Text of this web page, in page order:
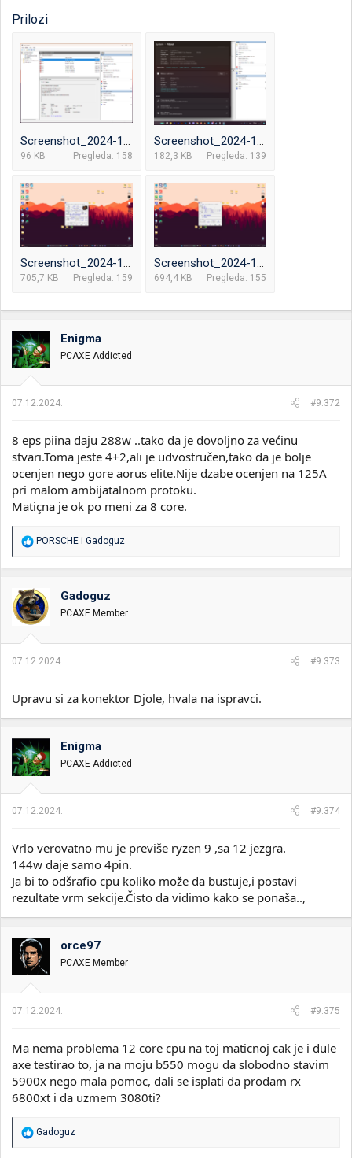
Prilozi
Screenshot_2024-12-07_111627.png
96 KB Pregleda: 158
Screenshot_2024-12-07_111748.png
182,3 KB Pregleda: 139
Screenshot_2024-12-07_111901.png
705,7 KB Pregleda: 159
Screenshot_2024-12-07_111912.png
694,4 KB Pregleda: 155
Enigma
PCAXE Addicted
07.12.2024. #9.372
8 eps piina daju 288w ..tako da je dovoljno za većinu
stvari.Toma jeste 4+2,ali je udvostručen,tako da je bolje
ocenjen nego gore aorus elite.Nije dzabe ocenjen na 125A
pri malom ambijatalnom protoku.
Matiçna je ok po meni za 8 core.
R
a
o
v
a
:
PORSCHE i Gadoguz
Gadoguz
PCAXE Member
07.12.2024. #9.373
Upravu si za konektor Djole, hvala na ispravci.
Enigma
PCAXE Addicted
07.12.2024. #9.374
Vrlo verovatno mu je previše ryzen 9 ,sa 12 jezgra.
144w daje samo 4pin.
Ja bi to odšrafio cpu koliko može da bustuje,i postavi
rezultate vrm sekcije.Čisto da vidimo kako se ponaša..,
orce97
PCAXE Member
07.12.2024. #9.375
Ma nema problema 12 core cpu na toj maticnoj cak je i dule
axe testirao to, ja na moju b550 mogu da slobodno stavim
5900x nego mala pomoc, dali se isplati da prodam rx
6800xt i da uzmem 3080ti?
R
Gadoguz